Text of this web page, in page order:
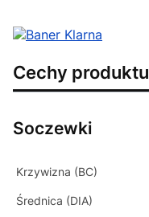
Cechy produktu
Soczewki
Krzywizna (BC)
Średnica (DIA)